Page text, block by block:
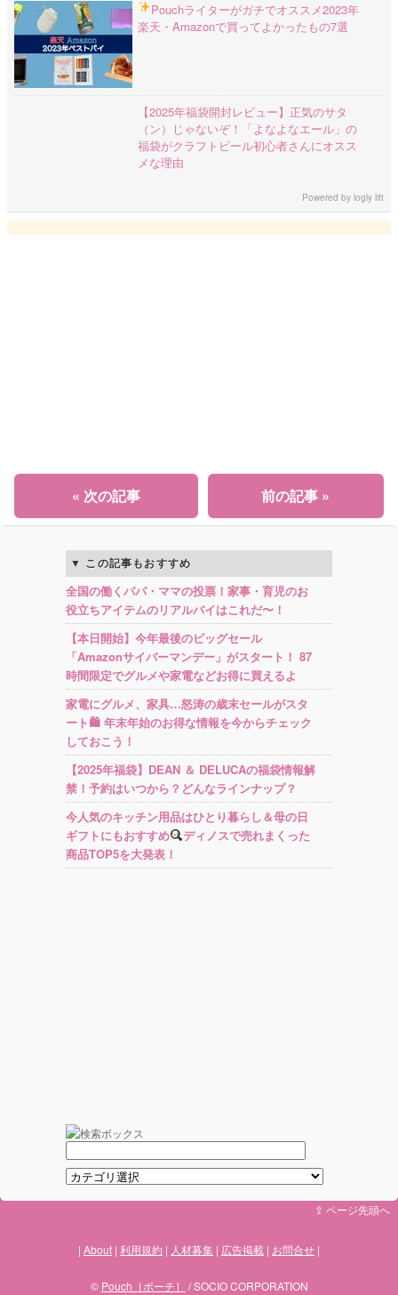
Pouchライターがガチでオススメ2023年
楽天・Amazonで買ってよかったもの7選
【2025年福袋開封レビュー】正気のサタ
（ン）じゃないぞ！「よなよなエール」の
福袋がクラフトビール初心者さんにオスス
メな理由
Powered bylogly lift
前の記事 »
« 次の記事
この記事もおすすめ
全国の働くパパ・ママの投票！家事・育児のお
役立ちアイテムのリアルバイはこれだ〜！
【本日開始】今年最後のビッグセール
「Amazonサイバーマンデー」がスタート！ 87
時間限定でグルメや家電などお得に買えるよ
家電にグルメ、家具…怒涛の歳末セールがスタ
ート🛍 年末年始のお得な情報を今からチェック
しておこう！
【2025年福袋】DEAN ＆ DELUCAの福袋情報解
禁！予約はいつから？どんなラインナップ？
今人気のキッチン用品はひとり暮らし＆母の日
ギフトにもおすすめ
ディノスで売れまくった
商品TOP5を大発表！
⇪ ページ先頭へ
About 利用規約 人材募集 広告掲載 お問合せ
© Pouch［ポーチ］ / SOCIO CORPORATION